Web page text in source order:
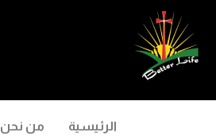
الرئيسية من نحن